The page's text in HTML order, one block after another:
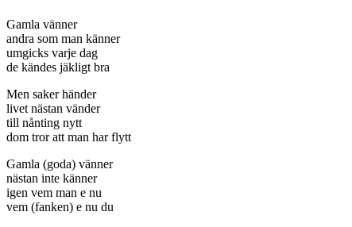
Gamla vänner
andra som man känner
umgicks varje dag
de kändes jäkligt bra
Men saker händer
livet nästan vänder
till nånting nytt
dom tror att man har flytt
Gamla (goda) vänner
nästan inte känner
igen vem man e nu
vem (fanken) e nu du